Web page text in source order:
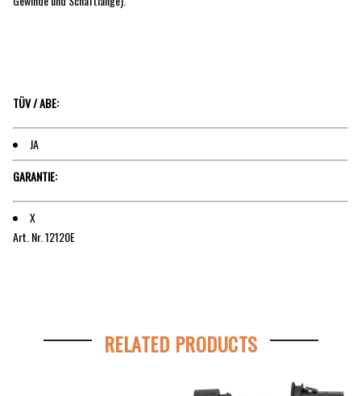
TÜV / ABE:
JA
GARANTIE:
X
Art. Nr. 12120E
RELATED PRODUCTS